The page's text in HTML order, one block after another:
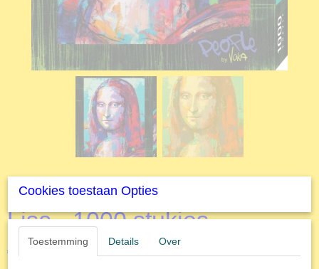
Heye - Legpuzzel - Mona
Lisa - 1000 stukjes
€ 17,99 (inclusief btw 21%)
Cookies toestaan Opties
Toestemming Details Over